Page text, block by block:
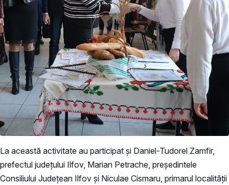
La această activitate au participat și Daniel-Tudorel Zamfir,
prefectul județului Ilfov, Marian Petrache, preşedintele
Consiliului Judeţean Ilfov și Niculae Cismaru, primarul localității